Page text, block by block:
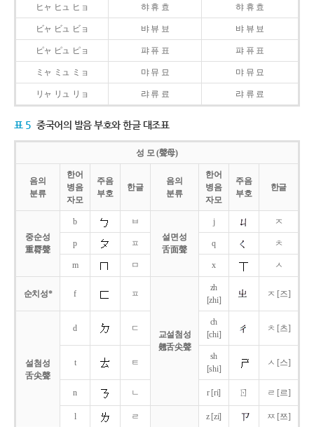
ヒャ ヒュ ヒョ 햐 휴 효 햐 휴 효
ビャ ビュ ビョ 뱌 뷰 뵤 뱌 뷰 뵤
ピャ ピュ ピョ 퍄 퓨 표 퍄 퓨 표
ミャ ミュ ミョ 먀 뮤 묘 먀 뮤 묘
リャ リュ リョ 랴 류 료 랴 류 료
표 5 중국어의 발음 부호와 한글 대조표
성 모 (聲母)
음의
분류
한어
병음
자모
주음
부호
한글
음의
분류
한어
병음
자모
주음
부호
한글
중순성
重脣聲
b
ㅂ
설면성
舌面聲
j ㅈ
p ㅍ q ㅊ
m ㅁ x ㅅ
순치성* f ㅍ
교설첨성
翹舌尖聲
zh
[zhi]
ㅈ [즈]
설첨성
舌尖聲
d ㄷ
ch
[chi]
ㅊ [츠]
t ㅌ
sh
[shi]
ㅅ [스]
n ㄴ r [ri] ㄖ ㄹ [르]
l
ㄹ
z [zi] ㅉ [쯔]